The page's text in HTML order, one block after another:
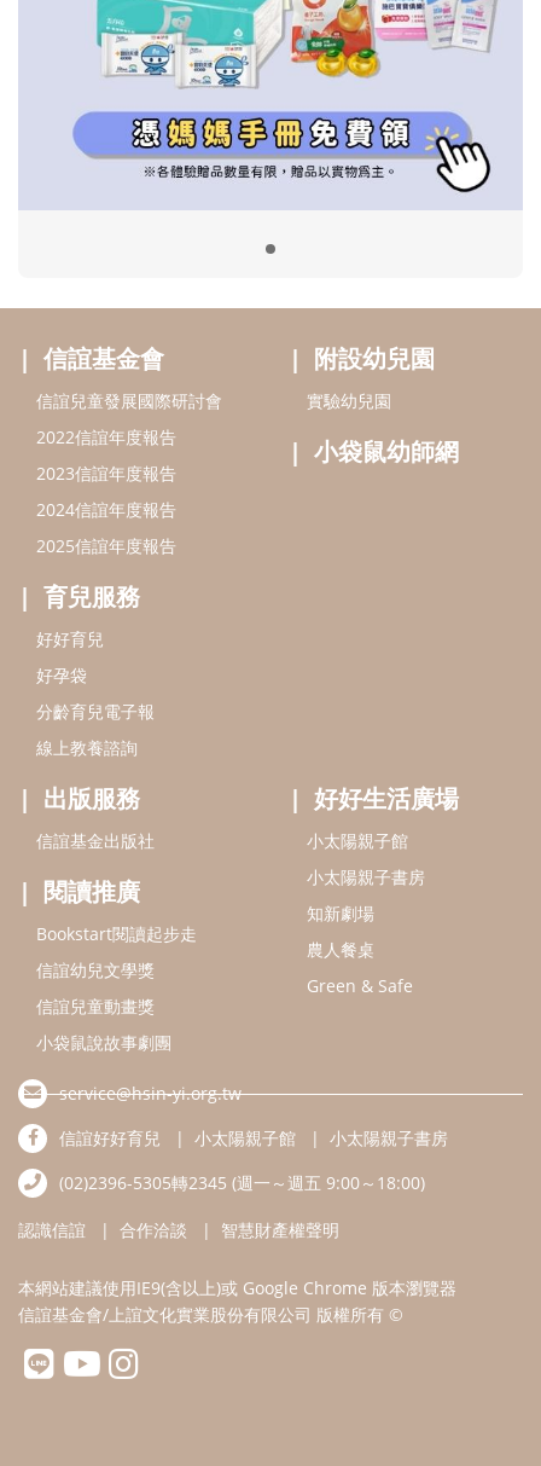
信誼基金會
2022信誼年度報告
2023信誼年度報告
2024信誼年度報告
好孕袋
分齡育兒電子報
線上教養諮詢
附設幼兒園
小袋鼠幼師網
出版服務
信誼基金出版社
閱讀推廣
Bookstart閱讀起步走
信誼幼兒文學獎
信誼兒童動畫獎
小袋鼠說故事劇團
service@hsin-yi.org.tw
信誼好好育兒
小太陽親子書房
(02)2396-5305轉2345 (週一～週五 9:00～18:00)
認識信誼 合作洽談 智慧財產權聲明
本網站建議使用IE9(含以上)或 Google Chrome 版本瀏覽器
信誼基金會/上誼文化實業股份有限公司 版權所有 ©